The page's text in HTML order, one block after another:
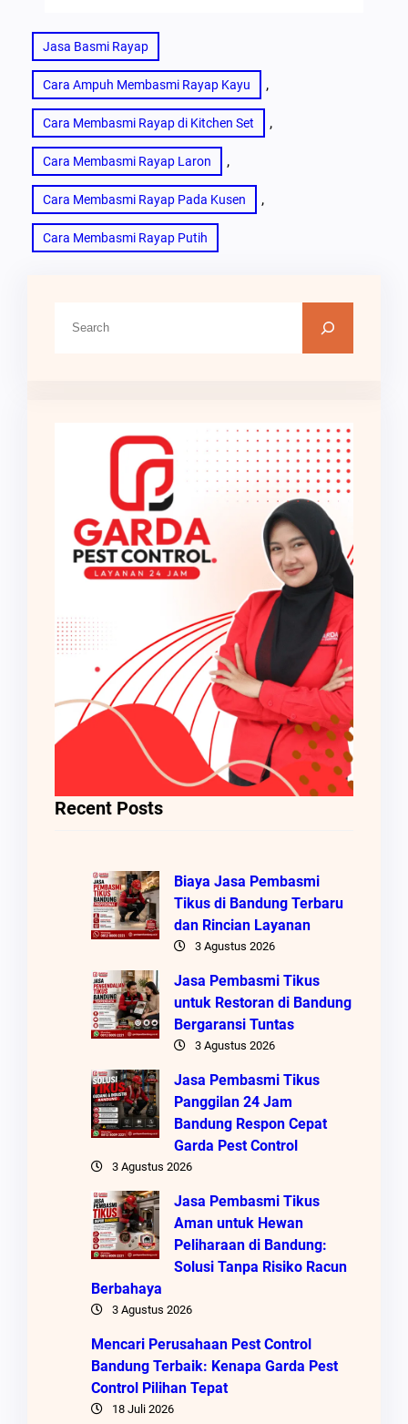
Jasa Basmi Rayap
Cara Ampuh Membasmi Rayap Kayu ,
Cara Membasmi Rayap di Kitchen Set ,
Cara Membasmi Rayap Laron ,
Cara Membasmi Rayap Pada Kusen ,
Cara Membasmi Rayap Putih
Recent Posts
Biaya Jasa Pembasmi
Tikus di Bandung Terbaru
dan Rincian Layanan
3 Agustus 2026
Jasa Pembasmi Tikus
untuk Restoran di Bandung
Bergaransi Tuntas
3 Agustus 2026
Jasa Pembasmi Tikus
Panggilan 24 Jam
Bandung Respon Cepat
Garda Pest Control
3 Agustus 2026
Jasa Pembasmi Tikus
Aman untuk Hewan
Peliharaan di Bandung:
Solusi Tanpa Risiko Racun
Berbahaya
3 Agustus 2026
Mencari Perusahaan Pest Control
Bandung Terbaik: Kenapa Garda Pest
Control Pilihan Tepat
18 Juli 2026